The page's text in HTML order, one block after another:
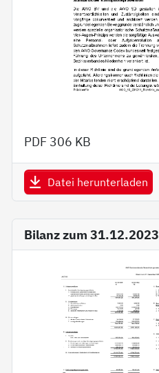
PDF 306 KB
Datei herunterladen
Bilanz zum 31.12.2023